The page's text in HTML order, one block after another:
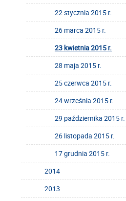
22 stycznia 2015 r.
26 marca 2015 r.
23 kwietnia 2015 r.
28 maja 2015 r.
25 czerwca 2015 r.
24 września 2015 r.
29 października 2015 r.
26 listopada 2015 r.
17 grudnia 2015 r.
2014
2013